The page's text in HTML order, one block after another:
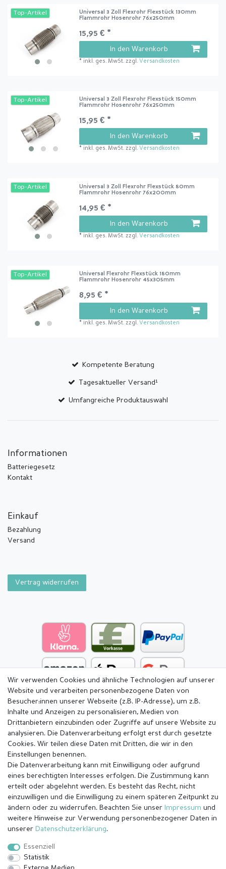
Top-Artikel
Universal 3 Zoll Flexrohr Flexstück 130mm
Flammrohr Hosenrohr 76x250mm
15,95 € *
In den Warenkorb
* inkl. ges. MwSt. zzgl. Versandkosten
Top-Artikel
Universal 3 Zoll Flexrohr Flexstück 150mm
Flammrohr Hosenrohr 76x250mm
15,95 € *
In den Warenkorb
* inkl. ges. MwSt. zzgl. Versandkosten
Top-Artikel
Universal 3 Zoll Flexrohr Flexstück 80mm
Flammrohr Hosenrohr 76x200mm
14,95 € *
In den Warenkorb
* inkl. ges. MwSt. zzgl. Versandkosten
Top-Artikel
Universal Flexrohr Flexstück 180mm
Flammrohr Hosenrohr 45x305mm
8,95 € *
In den Warenkorb
* inkl. ges. MwSt. zzgl. Versandkosten
Kompetente Beratung
Tagesaktueller Versand¹
Umfangreiche Produktauswahl
Informationen
Batteriegesetz
Kontakt
Einkauf
Bezahlung
Versand
Vertrag widerrufen
Impressum Daten­schutz­erklärung
Barrierefreiheitserklärung
Wir verwenden Cookies und ähnliche Technologien auf unserer
Website und verarbeiten personenbezogene Daten von
Besucher:innen unserer Webseite (z.B. IP-Adresse), um z.B.
Inhalte und Anzeigen zu personalisieren, Medien von
Drittanbietern einzubinden oder Zugriffe auf unsere Website zu
analysieren. Die Datenverarbeitung erfolgt erst durch gesetzte
Cookies. Wir teilen diese Daten mit Dritten, die wir in den
Einstellungen benennen.
Die Datenverarbeitung kann mit Einwilligung oder aufgrund
eines berechtigten Interesses erfolgen. Die Zustimmung kann
erteilt oder abgelehnt werden. Es besteht das Recht, nicht
einzuwilligen und die Einwilligung zu einem späteren Zeitpunkt zu
ändern oder zu widerrufen. Beachten Sie unser Impressum und
weitere Hinweise zur Verwendung personenbezogener Daten in
unserer Daten­schutz­erklärung.
Essenziell
Statistik